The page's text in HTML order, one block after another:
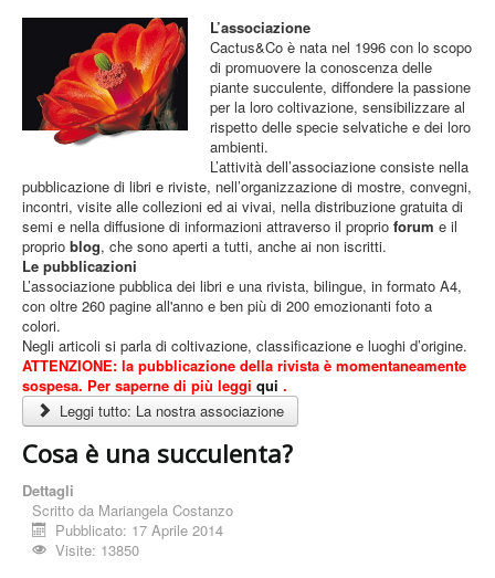
Web Links
Contatti
Blog
Privacy Policy
L’associazione
Cactus&Co è nata nel 1996 con lo scopo
di promuovere la conoscenza delle
piante succulente, diffondere la passione
per la loro coltivazione, sensibilizzare al
rispetto delle specie selvatiche e dei loro
ambienti.
L’attività dell’associazione consiste nella
pubblicazione di libri e riviste, nell’organizzazione di mostre, convegni,
incontri, visite alle collezioni ed ai vivai, nella distribuzione gratuita di
semi e nella diffusione di informazioni attraverso il proprio forum e il
proprio blog, che sono aperti a tutti, anche ai non iscritti.
Le pubblicazioni
L’associazione pubblica dei libri e una rivista, bilingue, in formato A4,
con oltre 260 pagine all'anno e ben più di 200 emozionanti foto a
colori.
Negli articoli si parla di coltivazione, classificazione e luoghi d’origine.
ATTENZIONE: la pubblicazione della rivista è momentaneamente
sospesa. Per saperne di più leggi qui .
Leggi tutto: La nostra associazione
Cosa è una succulenta?
Dettagli
Scritto da Mariangela Costanzo
Pubblicato: 17 Aprile 2014
Visite: 13850